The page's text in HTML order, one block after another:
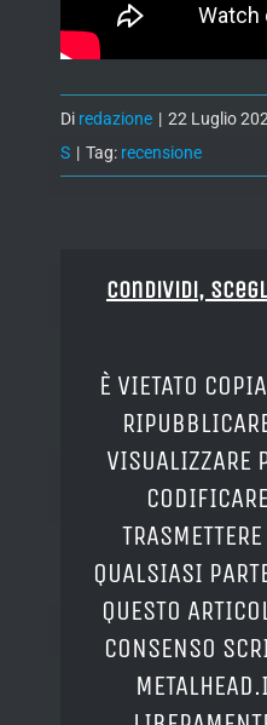
Di redazione | 22 Luglio
S | Tag: recensione
Condividi,
È VIETATO
VISUALIZZARE
QUALSIASI
QUESTO
CONSENSO